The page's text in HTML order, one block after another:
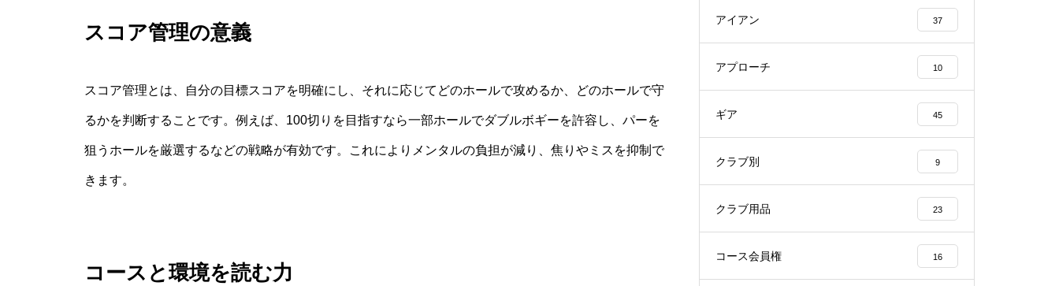
スコア管理の意義
スコア管理とは、自分の目標スコアを明確にし、それに応じてどのホールで攻めるか、どのホールで守
るかを判断することです。例えば、100切りを目指すなら一部ホールでダブルボギーを許容し、パーを
狙うホールを厳選するなどの戦略が有効です。これによりメンタルの負担が減り、焦りやミスを抑制で
きます。
コースと環境を読む力
アイアン 37
アプローチ 10
ギア 45
クラブ別 9
クラブ用品 23
コース会員権 16